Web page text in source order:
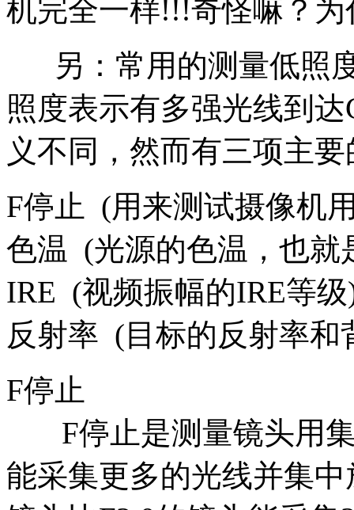
机完全一样!!!奇怪嘛？为
另：常用的测量低照
照度表示有多强光线到
义不同，然而有三项主
F停止 (用来测试摄像机
色温 (光源的色温，也就
IRE (视频振幅的IRE等级
反射率 (目标的反射率和
F停止
F停止是测量镜头用集
能采集更多的光线并集